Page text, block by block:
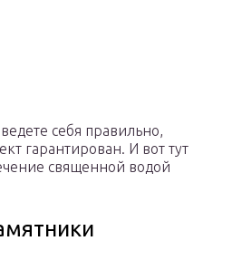
себя правильно,
гарантирован. И вот тут
священной водой